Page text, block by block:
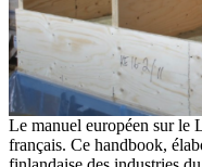
Le manuel européen sur le
français. Ce handbook,